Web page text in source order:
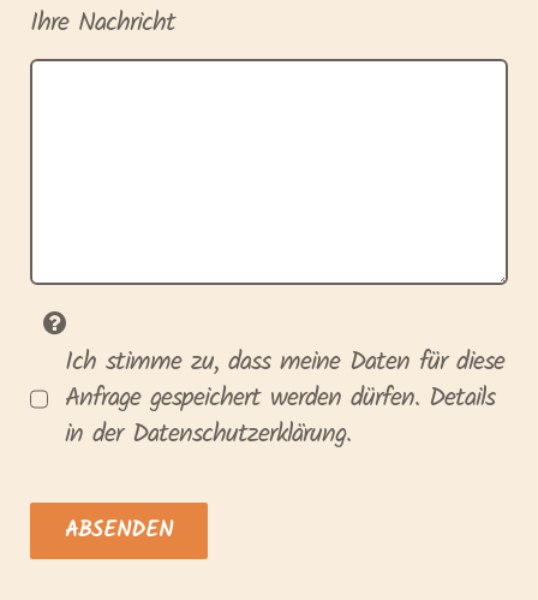
Ihre Nachricht
Ich stimme zu, dass meine Daten für diese
Anfrage gespeichert werden dürfen. Details
in der Datenschutzerklärung.
ABSENDEN